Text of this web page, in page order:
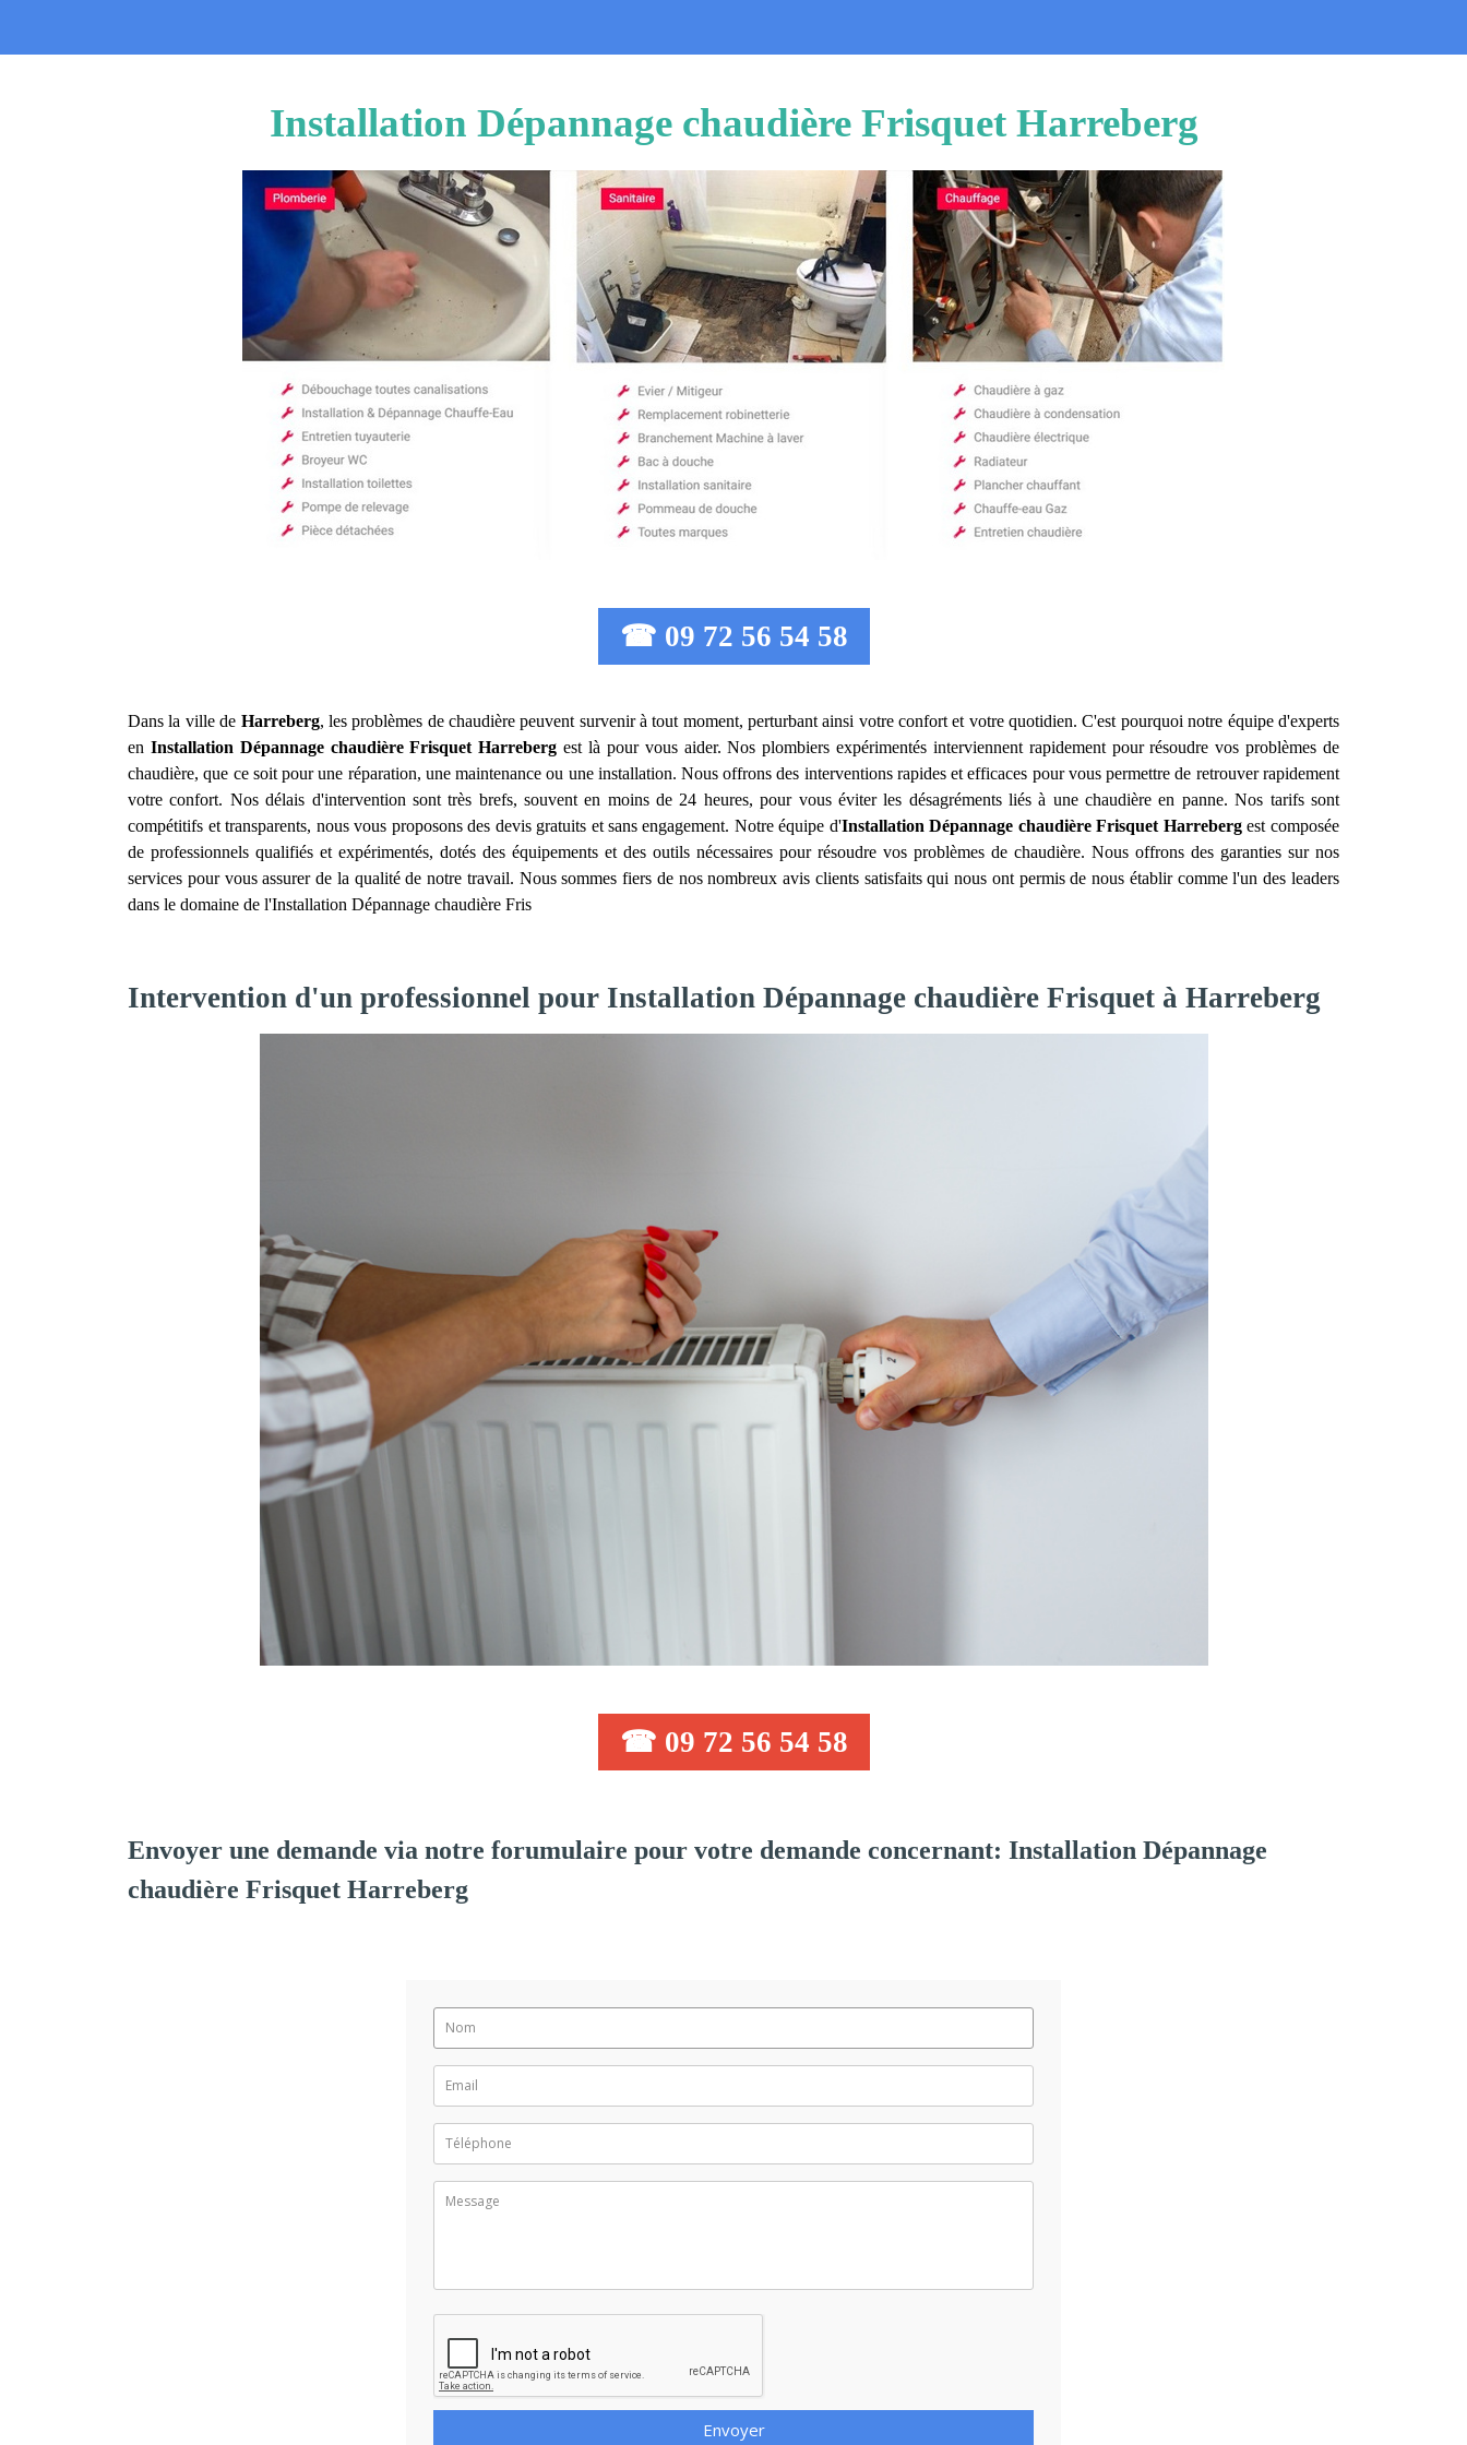
Installation Dépannage chaudière Frisquet Harreberg
☎ 09 72 56 54 58
Dans la ville de Harreberg, les problèmes de chaudière peuvent survenir à tout moment, perturbant ainsi votre confort et votre quotidien. C'est pourquoi notre équipe d'experts
en Installation Dépannage chaudière Frisquet Harreberg est là pour vous aider. Nos plombiers expérimentés interviennent rapidement pour résoudre vos problèmes de
chaudière, que ce soit pour une réparation, une maintenance ou une installation. Nous offrons des interventions rapides et efficaces pour vous permettre de retrouver rapidement
votre confort. Nos délais d'intervention sont très brefs, souvent en moins de 24 heures, pour vous éviter les désagréments liés à une chaudière en panne. Nos tarifs sont
compétitifs et transparents, nous vous proposons des devis gratuits et sans engagement. Notre équipe d'Installation Dépannage chaudière Frisquet Harrebergest composée
de professionnels qualifiés et expérimentés, dotés des équipements et des outils nécessaires pour résoudre vos problèmes de chaudière. Nous offrons des garanties sur nos
services pour vous assurer de la qualité de notre travail. Nous sommes fiers de nos nombreux avis clients satisfaits qui nous ont permis de nous établir comme l'un des leaders
dans le domaine de l'Installation Dépannage chaudière Fris
Intervention d'un professionnel pour Installation Dépannage chaudière Frisquet à Harreberg
☎ 09 72 56 54 58
Envoyer une demande via notre forumulaire pour votre demande concernant: Installation Dépannage
chaudière Frisquet Harreberg
Envoyer